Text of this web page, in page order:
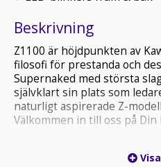
Beskrivning
Z1100 är höjdpunkten av
filosofi för prestanda och
Supernaked med största
självklart sin plats som
naturligt aspirerade Z-
Välkommen in till oss på Din
Kawasaki samt CFMOTO